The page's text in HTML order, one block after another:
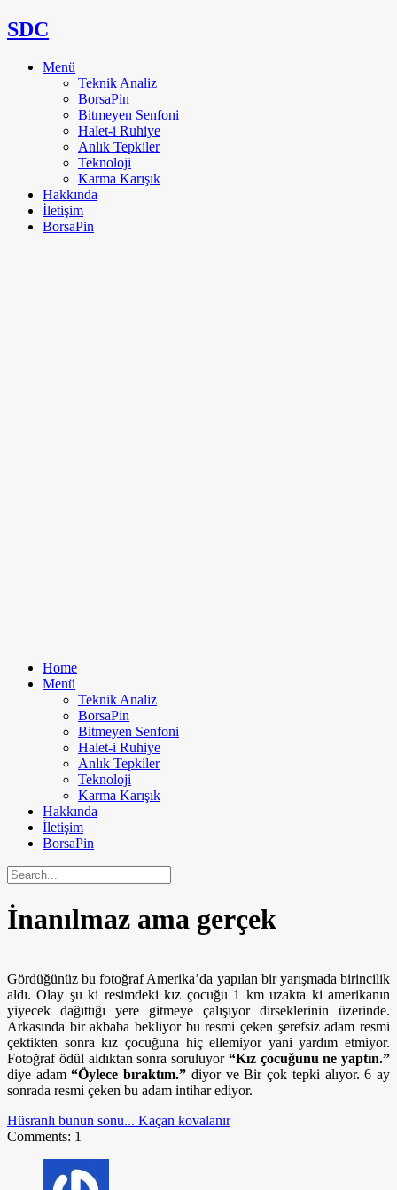
SDC
Menü
Teknik Analiz
BorsaPin
Bitmeyen Senfoni
Halet-i Ruhiye
Anlık Tepkiler
Teknoloji
Karma Karışık
Hakkında
İletişim
BorsaPin
Home
Menü
Teknik Analiz
BorsaPin
Bitmeyen Senfoni
Halet-i Ruhiye
Anlık Tepkiler
Teknoloji
Karma Karışık
Hakkında
İletişim
BorsaPin
İnanılmaz ama gerçek
Gördüğünüz bu fotoğraf Amerika’da yapılan bir yarışmada birincilik
aldı. Olay şu ki resimdeki kız çocuğu 1 km uzakta ki amerikanın
yiyecek dağıttığı yere gitmeye çalışıyor dirseklerinin üzerinde.
Arkasında bir akbaba bekliyor bu resmi çeken şerefsiz adam resmi
çektikten sonra kız çocuğuna hiç ellemiyor yani yardım etmiyor.
Fotoğraf ödül aldıktan sonra soruluyor “Kız çocuğunu ne yaptın.”
diye adam“Öylece bıraktım.” diyor ve Bir çok tepki alıyor. 6 ay
sonrada resmi çeken bu adam intihar ediyor.
Hüsranlı bunun sonu... Kaçan kovalanır
Comments: 1